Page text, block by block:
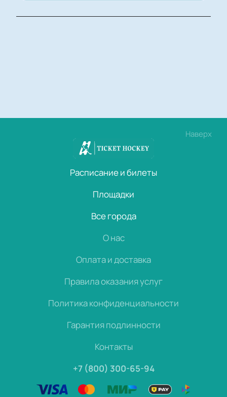
Наверх
Расписание и билеты
Площадки
Все города
О нас
Оплата и доставка
Правила оказания услуг
Политика конфиденциальности
Гарантия подлинности
Контакты
+7 (800) 300-65-94